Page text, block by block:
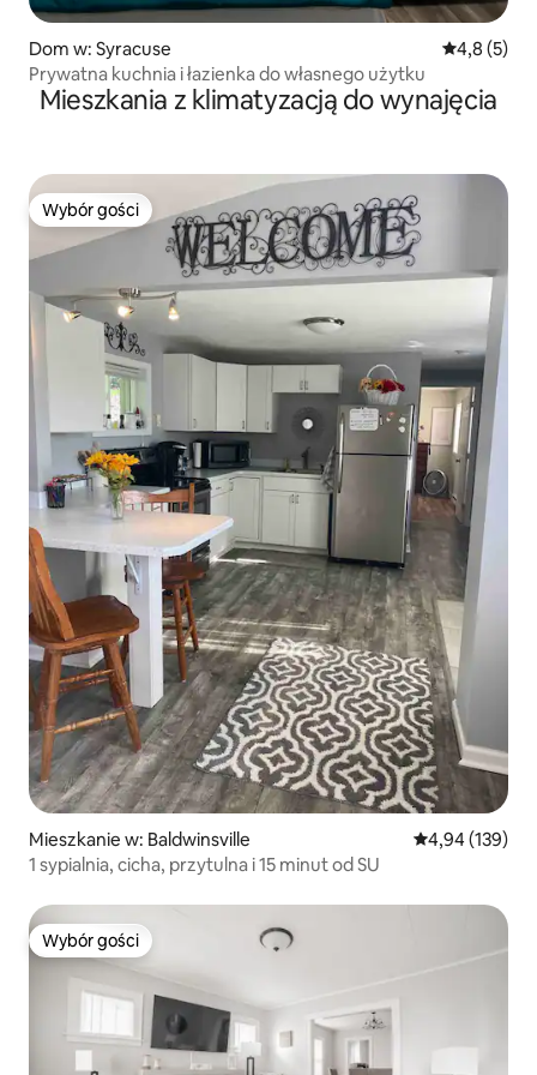
Dom w: Syracuse Średnia
4,8 (5)
Prywatna kuchnia i łazienka do własnego użytku
Mieszkania z klimatyzacją do wynajęcia
Wybór gości
Wybór gości
Mieszkanie w: Baldwinsville Średnia
4,94 (139)
1 sypialnia, cicha, przytulna i 15 minut od SU
Wybór gości
Wybór gości